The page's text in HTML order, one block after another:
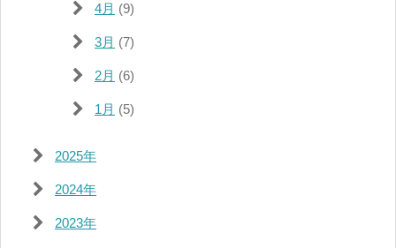
4月 (9)
3月 (7)
2月 (6)
1月 (5)
2025年
2024年
2023年